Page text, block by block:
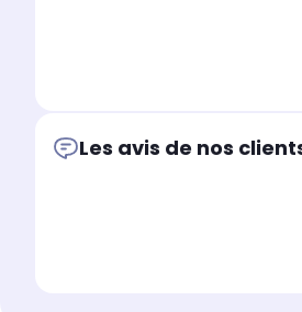
MOULINEX:
Les avis de nos